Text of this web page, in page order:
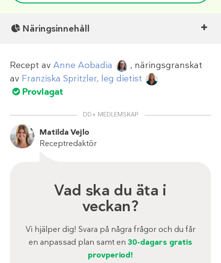
Näringsinnehåll
Recept av Anne Aobadia
, näringsgranskat
av Franziska Spritzler, leg dietist
Provlagat
DD+ MEDLEMSKAP
Matilda Vejlo
Receptredaktör
Vad ska du äta i
veckan?
Vi hjälper dig! Svara på några frågor och du får
en anpassad plan samt en 30-dagars gratis
provperiod!